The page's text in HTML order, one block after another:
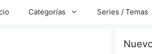
Categorías Series / Temas